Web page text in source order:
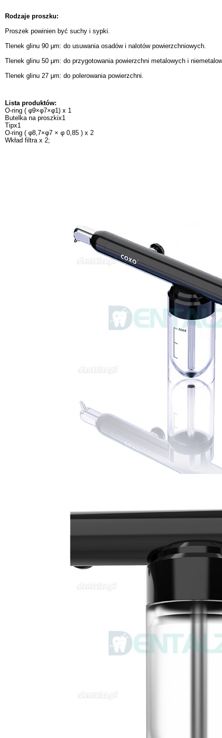
Rodzaje proszku:
Proszek powinien być suchy i sypki.
Tlenek glinu 90 μm: do usuwania osadów i nalotów powierzchniowych.
Tlenek glinu 50 μm: do przygotowania powierzchni metalowych i
Tlenek glinu 27 μm: do polerowania powierzchni.
Lista produktów:
O-ring ( φ9×φ7×φ1) x 1
Butelka na proszkix1
Tipx1
O-ring ( φ8,7×φ7 × φ 0,85 ) x 2
Wkład filtra x 2;